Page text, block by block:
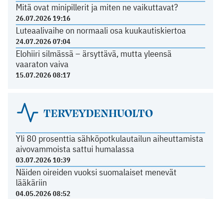
Mitä ovat minipillerit ja miten ne vaikuttavat?
26.07.2026 19:16
Luteaalivaihe on normaali osa kuukautiskiertoa
24.07.2026 07:04
Elohiiri silmässä – ärsyttävä, mutta yleensä
vaaraton vaiva
15.07.2026 08:17
TERVEYDENHUOLTO
Yli 80 prosenttia sähköpotkulautailun aiheuttamista
aivovammoista sattui humalassa
03.07.2026 10:39
Näiden oireiden vuoksi suomalaiset menevät
lääkäriin
04.05.2026 08:52